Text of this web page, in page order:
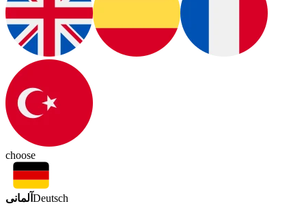
choose
آلمانی Deutsch